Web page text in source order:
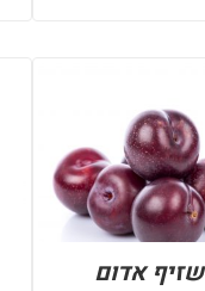
שזיף אדום